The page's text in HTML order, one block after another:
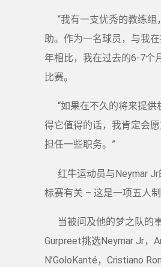
“我有一支优秀的教练组
助。作为一名球员，与我
年相比，我在过去的6-7个
比赛。
“如果在不久的将来提供
得它值得的话，我肯定会
担任一些职务。”
红牛运动员与Neymar
标赛有关 – 这是一项五人制
当被问及他的梦之队的
Gurpreet挑选Neymar Jr，
N’GoloKanté，Cristiano